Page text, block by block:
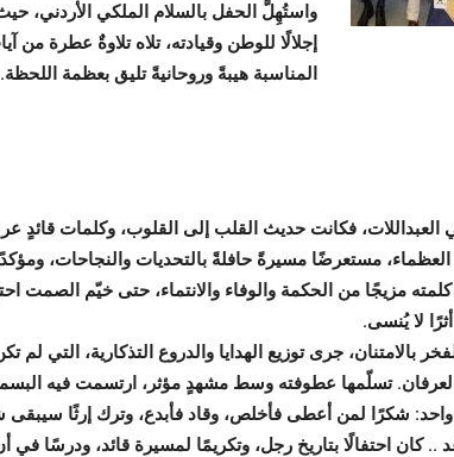
واستُهِلَّ الحفل بالسلام الملكي الأردني،
إجلالًا للوطن وقيادته، تلاه تلاوةٌ عطرة
المناسبة هيبةً وروحانيةً تليق بعظمة اللحظة.
فكانت حديث القلب إلى القلوب، وكلمات قائدٍ
مستعرضًا مسيرةً حافلةً بالتحديات والنجاحات،
مزيجًا من الحكمة والوفاء والانتماء، حتى خيّم الصمت
لا يُنسى.
بالامتنان، جرى توزيع الهدايا والدروع التذكارية، التي
تسلّمها عطوفته وسط مشهدٍ مؤثر، ارتسمت فيه
شكرًا لمن أعطى فأخلص، وقاد فأبدع، وترك إرثًا سيبقى
.. كان احتفالًا بتاريخ رجل، وتكريمًا لمسيرة قائد، ودرسًا في